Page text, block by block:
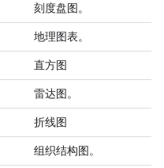
刻度盘图。
地理图表。
直方图
雷达图。
折线图
组织结构图。